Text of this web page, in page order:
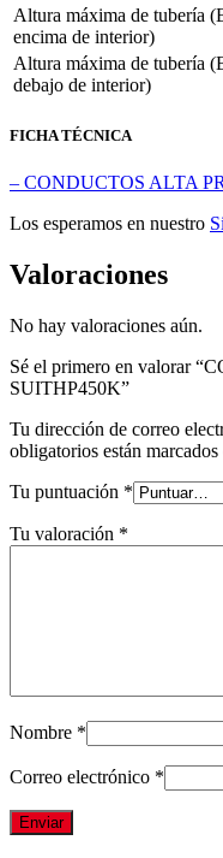
Altura máxima de tubería
encima de interior)
Altura máxima de tubería
debajo de interior)
FICHA TÉCNICA
– CONDUCTOS ALTA
Los esperamos en nuestro
Valoraciones
No hay valoraciones aún.
Sé el primero en valorar
SUITHP450K”
Tu dirección de correo
obligatorios están marcados
Tu puntuación *
Tu valoración *
Nombre *
Correo electrónico *